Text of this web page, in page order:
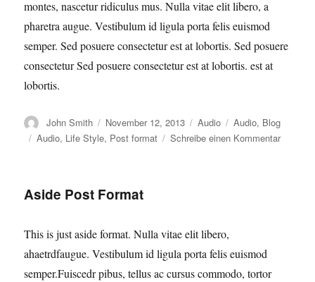
montes, nascetur ridiculus mus. Nulla vitae elit libero, a
pharetra augue. Vestibulum id ligula porta felis euismod
semper. Sed posuere consectetur est at lobortis. Sed posuere
consectetur Sed posuere consectetur est at lobortis. est at
lobortis.
Autor
John Smith
Veröffentlicht
am
November 12, 2013 Format
Audio Kategorien
Audio, Blog
Schlagwörter
Audio, Life Style, Post format Schreibe einen Kommentarzu
Aside Post Format
This is just aside format. Nulla vitae elit libero,
ahaetrdfaugue. Vestibulum id ligula porta felis euismod
semper.Fuiscedr pibus, tellus ac cursus commodo, tortor